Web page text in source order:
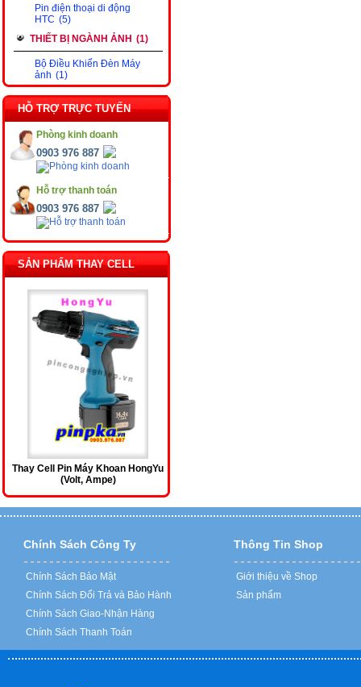
Pin điện thoại di động
HTC (5)
THIẾT BỊ NGÀNH ẢNH (1)
Bộ Điều Khiển Đèn Máy
ảnh (1)
HỖ TRỢ TRỰC TUYẾN
Phòng kinh doanh
0903 976 887
Hỗ trợ thanh toán
0903 976 887
SẢN PHẨM THAY CELL
Thay Cell Pin Máy Khoan HongYu
(Volt, Ampe)
Liên hệ
Chính Sách Công Ty
Chính Sách Bảo Mật
Chính Sách Đổi Trả và Bảo Hành
Chính Sách Giao-Nhận Hàng
Chính Sách Thanh Toán
Thông Tin Shop
Giới thiệu về Shop
Sản phẩm